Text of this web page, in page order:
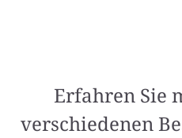
Erfahren Sie
verschiedenen